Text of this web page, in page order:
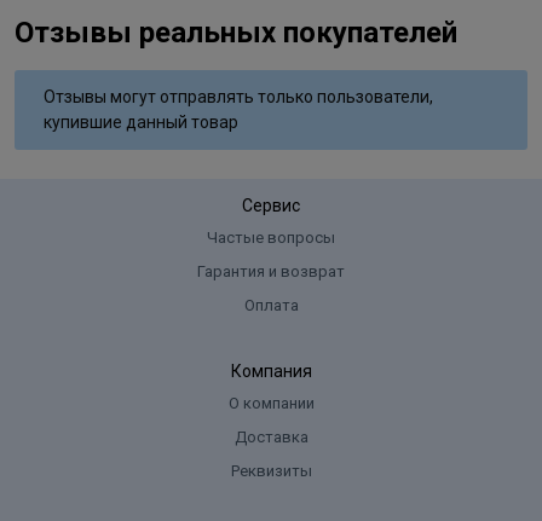
Отзывы реальных покупателей
Отзывы могут отправлять только пользователи,
купившие данный товар
Сервис
Частые вопросы
Гарантия и возврат
Оплата
Компания
О компании
Доставка
Реквизиты